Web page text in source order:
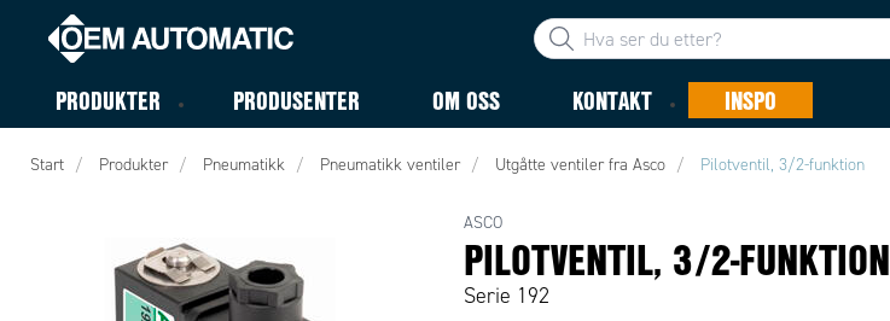
PRODUKTER PRODUSENTER OM OSS KONTAKT INSPO
Start Produkter Pneumatikk Pneumatikk ventiler Utgåtte ventiler fra Asco Pilotventil, 3/2-funktion
ASCO
PILOTVENTIL, 3/2-FUNKTION
Serie 192